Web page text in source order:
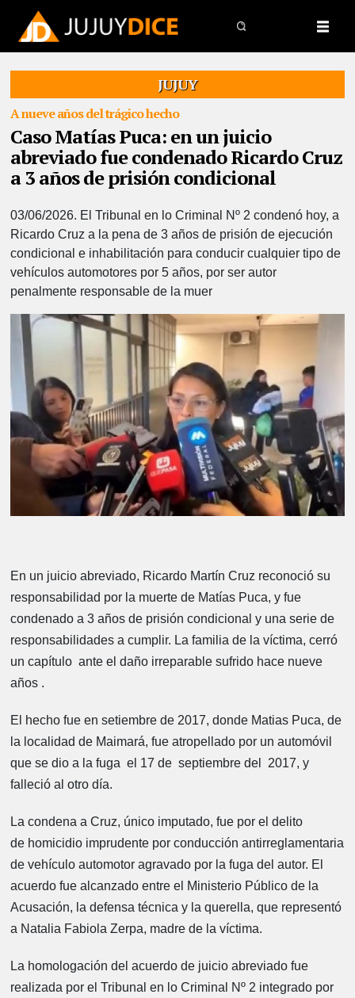
JUJUY
A nueve años del trágico hecho
Caso Matías Puca: en un juicio
abreviado fue condenado Ricardo Cruz
a 3 años de prisión condicional
03/06/2026. El Tribunal en lo Criminal Nº 2 condenó hoy, a
Ricardo Cruz a la pena de 3 años de prisión de ejecución
condicional e inhabilitación para conducir cualquier tipo de
vehículos automotores por 5 años, por ser autor
penalmente responsable de la muer
En un juicio abreviado, Ricardo Martín Cruz reconoció su
responsabilidad por la muerte de Matías Puca, y fue
condenado a 3 años de prisión condicional y una serie de
responsabilidades a cumplir. La familia de la víctima, cerró
un capítulo ante el daño irreparable sufrido hace nueve
años .
El hecho fue en setiembre de 2017, donde Matias Puca, de
la localidad de Maimará, fue atropellado por un automóvil
que se dio a la fuga el 17 de septiembre del 2017, y
falleció al otro día.
La condena a Cruz, único imputado, fue por el delito
de homicidio imprudente por conducción antirreglamentaria
de vehículo automotor agravado por la fuga del autor. El
acuerdo fue alcanzado entre el Ministerio Público de la
Acusación, la defensa técnica y la querella, que representó
a Natalia Fabiola Zerpa, madre de la víctima.
La homologación del acuerdo de juicio abreviado fue
realizada por el Tribunal en lo Criminal Nº 2 integrado por